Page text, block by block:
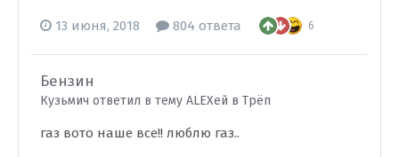
13 июня, 2018 804 ответа 6
Бензин
Кузьмич ответил в тему ALEXей в Трёп
газ вото наше все!! люблю газ..